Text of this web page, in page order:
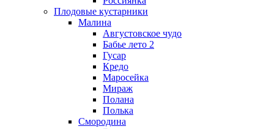
Плодовые кустарники
Малина
Августовское чудо
Бабье лето 2
Гусар
Кредо
Маросейка
Мираж
Полана
Полька
Смородина